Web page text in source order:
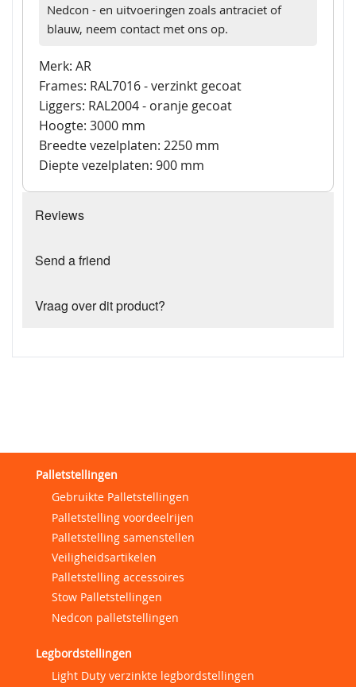
Nedcon - en uitvoeringen zoals antraciet of
blauw, neem contact met ons op.
Merk: AR
Frames: RAL7016 - verzinkt gecoat
Liggers: RAL2004 - oranje gecoat
Hoogte: 3000 mm
Breedte vezelplaten: 2250 mm
Diepte vezelplaten: 900 mm
Reviews
Send a friend
Vraag over dit product?
Palletstellingen
Gebruikte Palletstellingen
Palletstelling voordeelrijen
Palletstelling samenstellen
Veiligheidsartikelen
Palletstelling accessoires
Stow Palletstellingen
Nedcon palletstellingen
Legbordstellingen
Light Duty verzinkte legbordstellingen